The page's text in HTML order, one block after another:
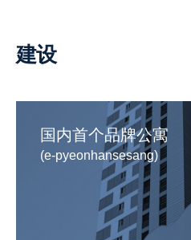
建设
国内首个品牌公寓
(e-pyeonhansesang)